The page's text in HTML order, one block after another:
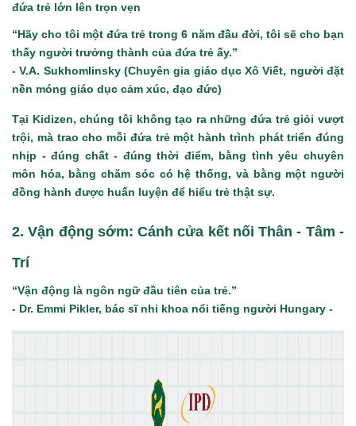
đứa trẻ lớn lên trọn vẹn
“Hãy cho tôi một đứa trẻ trong 6 năm đầu đời, tôi sẽ cho bạn
thấy người trưởng thành của đứa trẻ ấy.”
- V.A. Sukhomlinsky (Chuyên gia giáo dục Xô Viết, người đặt
nền móng giáo dục cảm xúc, đạo đức)
Tại Kidizen, chúng tôi không tạo ra những đứa trẻ giỏi vượt
trội, mà trao cho mỗi đứa trẻ một hành trình phát triển đúng
nhịp - đúng chất - đúng thời điểm, bằng tình yêu chuyên
môn hóa, bằng chăm sóc có hệ thống, và bằng một người
đồng hành được huấn luyện để hiểu trẻ thật sự.
2.Vận động sớm: Cánh cửa kết nối Thân - Tâm -
Trí
“Vận động là ngôn ngữ đầu tiên của trẻ.”
- Dr. Emmi Pikler, bác sĩ nhi khoa nổi tiếng người Hungary -